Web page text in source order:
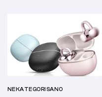
NEKATEGORISANO